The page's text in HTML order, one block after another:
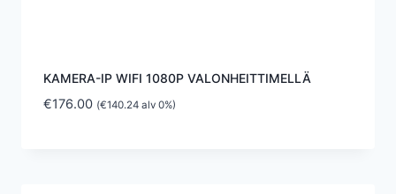
KAMERA-IP WIFI 1080P VALONHEITTIMELLÄ
€176.00 (€140.24alv 0%)